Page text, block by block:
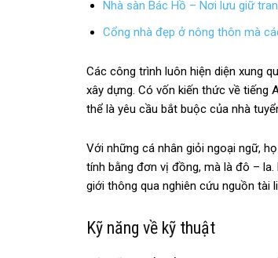
Nhà sàn Bác Hồ – Nơi lưu giữ
Cổng nhà đẹp ở nông thôn mà
Các công trình luôn hiện diện xung
xây dựng. Có vốn kiến thức về tiếng
thể là yêu cầu bắt buộc của nhà
Với những cá nhân giỏi ngoại ngữ,
tính bằng đơn vị đồng, mà là đô –
giới thông qua nghiên cứu nguồn tài
Kỹ năng về kỹ thuật